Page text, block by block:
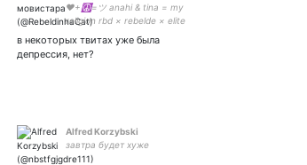
♥+☮=ツ anahi & tina = my
religion rbd × rebelde × elite
× ukrainian shows × пацанки
x rizha x tina karol х skam
в некоторых твитах уже была
депрессия, нет?
Alfred Korzybski
завтра будет хуже